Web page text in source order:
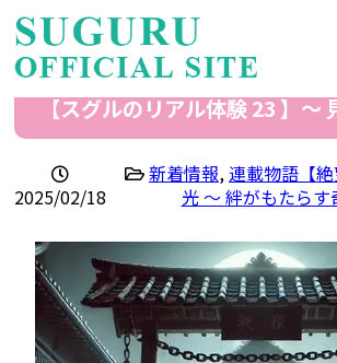
【スグルのリアル体験 23 】〜
2025/02/18
新着情報,連載物語【
光 ～ 絆がもたらす